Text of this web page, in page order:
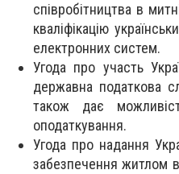
співробітництва в
кваліфікацію
електронних систем.
Угода про участь
державна податкова
також дає
оподаткування.
Угода про надання
забезпечення житлом